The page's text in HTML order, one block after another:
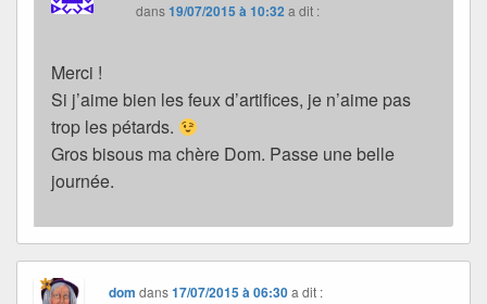
dans19/07/2015 à 10:32 a dit :
Merci !
Si j’aime bien les feux d’artifices, je n’aime pas
trop les pétards.
Gros bisous ma chère Dom. Passe une belle
journée.
dom dans17/07/2015 à 06:30 a dit :